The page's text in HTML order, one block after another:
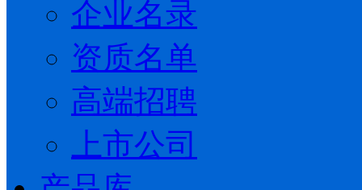
企业名录
资质名单
高端招聘
上市公司